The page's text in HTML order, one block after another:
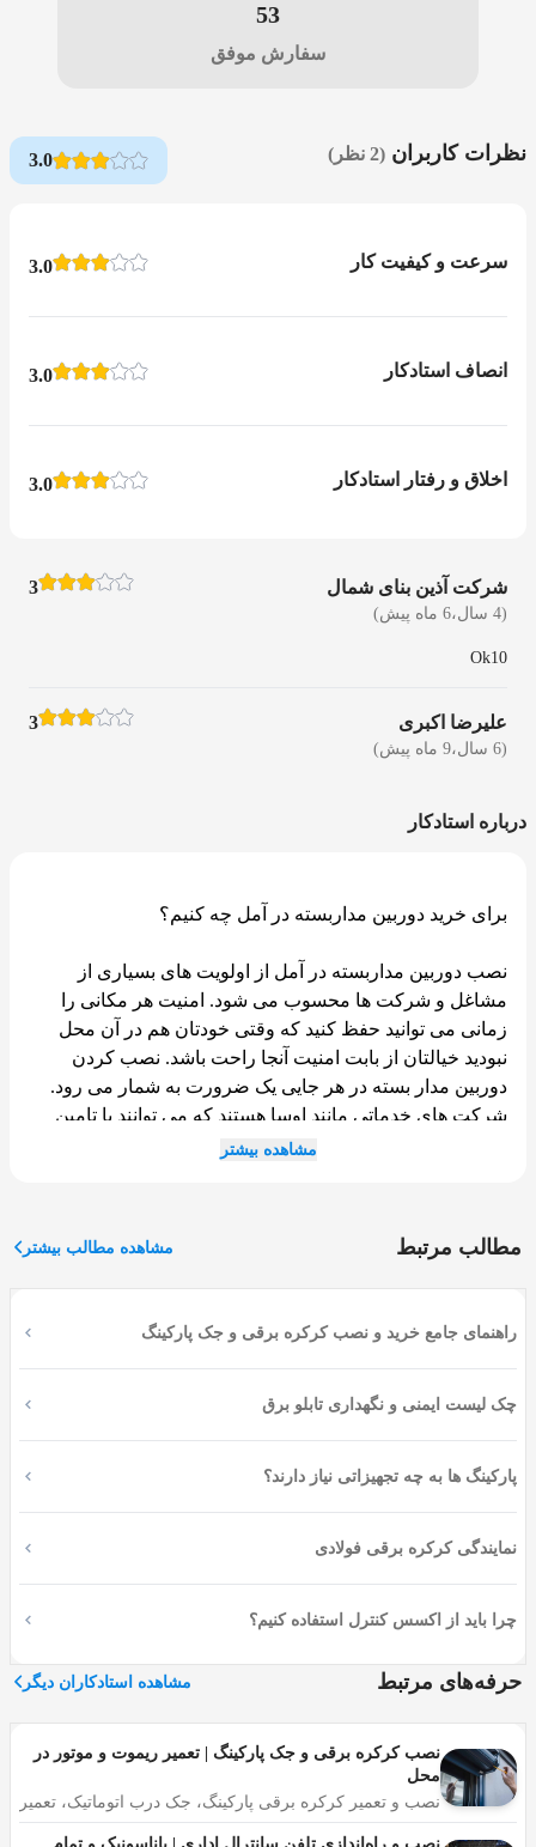
53
سفارش موفق
نظرات کاربران (2 نظر) 3.0
سرعت و کیفیت کار 3.0
انصاف استادکار 3.0
اخلاق و رفتار استادکار 3.0
شرکت آذین بنای شمال
(4 سال،6 ماه پیش)
3
Ok10
علیرضا اکبری
(6 سال،9 ماه پیش)
3
درباره استادکار
برای خرید دوربین مداربسته در آمل چه کنیم؟
نصب دوربین مداربسته در آمل از اولویت های بسیاری از
مشاغل و شرکت ها محسوب می شود. امنیت هر مکانی را
زمانی می توانید حفظ کنید که وقتی خودتان هم در آن محل
نبودید خیالتان از بابت امنیت آنجا راحت باشد. نصب کردن
دوربین مدار بسته در هر جایی یک ضرورت به شمار می رود.
شرکت های خدماتی مانند اوسا هستند که می توانند با تامین
دوربین های پیشرفته و نصب آنها در خانه یا محل کار شما، این
اند. شما می توانید با نصب این اپلیکیشن و ثب سفارش در آن از
خدمات دوربین مدار بسته برخوردار شوید.
در اینجا می خواهیم درباره باتعریفی کوتاه از دوربین مدار
بسته، از انواع آن و همچنین خرید و فروش دوربین مدار بسته
آمل صحبت کنیم.
برای آنکه بدانیم دوربین مداربسته چیست، باید بگوییم که در
واقع به تعداد دوربین هایی گفته می شود که در مکانی ثابت
مانیتورینگ کاربرد دارند، این واژه بیشتر به این حیطه برمی
گردد.
انواع مختلف دوربین های مداربسته بر اساس فرمت و بستر
ارتباطی به موارد زیر برمی گردد:
مشاهده بیشتر
مطالب مرتبط مشاهده مطالب بیشتر
راهنمای جامع خرید و نصب کرکره برقی و جک پارکینگ
چک لیست ایمنی و نگهداری تابلو برق
پارکینگ ها به چه تجهیزاتی نیاز دارند؟
نمایندگی کرکره برقی فولادی
چرا باید از اکسس کنترل استفاده کنیم؟
حرفه‌های مرتبط مشاهده استادکاران دیگر
نصب کرکره برقی و جک پارکینگ | تعمیر ریموت و موتور در
محل
نصب و تعمیر کرکره برقی پارکینگ، جک درب اتوماتیک، تعمیر
ریموت و موتور در محل، سرویس دوره‌ای، قطعات اصلی با
ضمانت، اعزام فوری